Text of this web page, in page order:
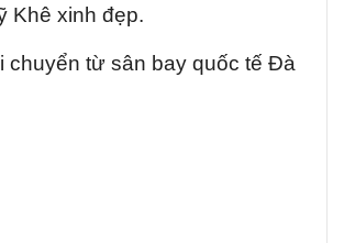
Khê xinh đẹp.
chuyển từ sân bay quốc tế Đà